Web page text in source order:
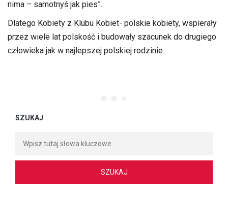
nima – samotnyś jak pies”.
Dlatego Kobiety z Klubu Kobiet- polskie kobiety, wspierały
przez wiele lat polskość i budowały szacunek do drugiego
człowieka jak w najlepszej polskiej rodzinie.
SZUKAJ